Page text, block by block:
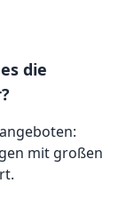
die
mit großen